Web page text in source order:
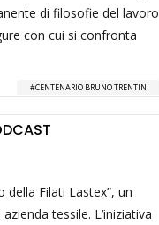
di filosofie del lavoro
con cui si confronta
CENTENARIO BRUNO TRENTIN
Filati Lastex”, un
tessile. L’iniziativa